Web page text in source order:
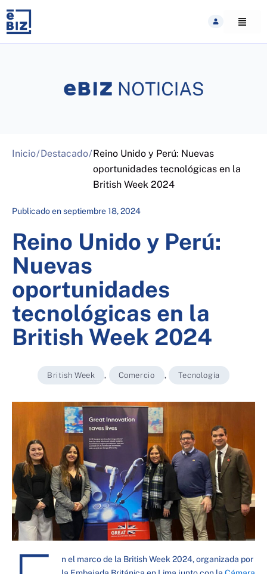
content
Inicio/Destacado/Reino Unido y Perú: Nuevas
oportunidades tecnológicas en la
British Week 2024
Publicado enseptiembre 18, 2024
Reino Unido y Perú:
Nuevas
oportunidades
tecnológicas en la
British Week 2024
British Week , Comercio , Tecnología
n el marco de la British Week 2024, organizada por